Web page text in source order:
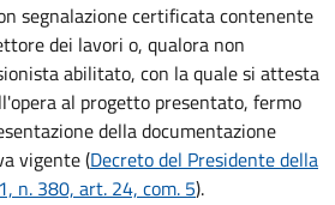
segnalazione certificata contenente
dei lavori o, qualora non
abilitato, con la quale si attesta
al progetto presentato, fermo
della documentazione
vigente (Decreto del Presidente della
n. 380, art. 24, com. 5).